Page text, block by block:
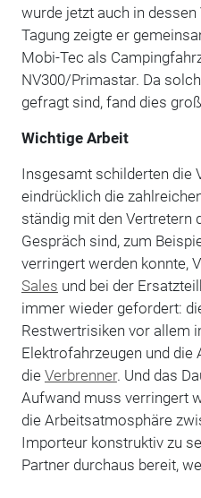
wurde jetzt auch in
Tagung zeigte er
Mobi-Tec als
NV300/Primastar. Da
gefragt sind, fand dies
Wichtige Arbeit
Insgesamt schilderten die
eindrücklich die
ständig mit den Vertretern
Gespräch sind, zum
verringert werden konnte,
Sales und bei der
immer wieder gefordert:
Restwertrisiken vor allem
Elektrofahrzeugen und die
die Verbrenner. Und das
Aufwand muss verringert
die Arbeitsatmosphäre
Importeur konstruktiv zu
Partner durchaus bereit,